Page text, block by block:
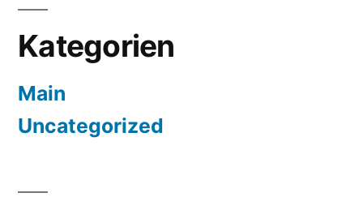
Kategorien
Main
Uncategorized